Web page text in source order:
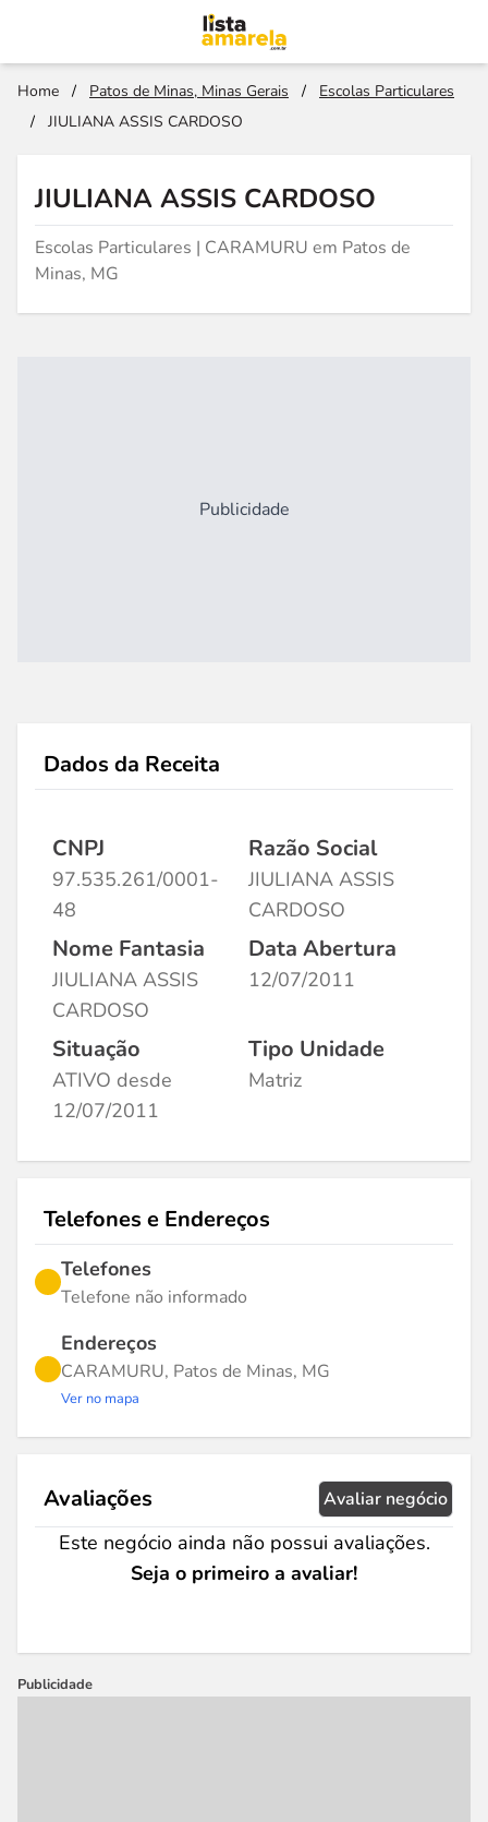
Home / Patos de Minas, Minas Gerais /
Escolas Particulares
/
JIULIANA ASSIS CARDOSO
JIULIANA ASSIS CARDOSO
Escolas Particulares | CARAMURU em Patos de
Minas, MG
Publicidade
Dados da Receita
CNPJ
97.535.261/0001-
48
Razão Social
JIULIANA ASSIS
CARDOSO
Nome Fantasia
JIULIANA ASSIS
CARDOSO
Data Abertura
12/07/2011
Situação
ATIVO desde
12/07/2011
Tipo Unidade
Matriz
Telefones e Endereços
Telefones
Telefone não informado
Endereços
CARAMURU, Patos de Minas, MG
Ver no mapa
Avaliações Avaliar negócio
Este negócio ainda não possui avaliações.
Seja o primeiro a avaliar!
Publicidade